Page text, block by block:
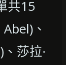
共15
、
莎拉·